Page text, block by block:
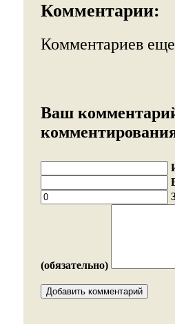
Комментарии:
Комментариев
Ваш
(обязательно)